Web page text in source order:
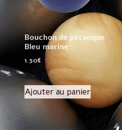
Bouchon de pétanque
Bleu marine
1.50€
Ajouter au panier